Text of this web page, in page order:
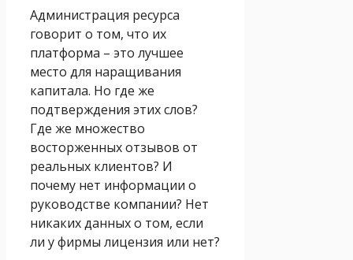
Администрация ресурса
говорит о том, что их
платформа – это лучшее
место для наращивания
капитала. Но где же
подтверждения этих слов?
Где же множество
восторженных отзывов от
реальных клиентов? И
почему нет информации о
руководстве компании? Нет
никаких данных о том, если
ли у фирмы лицензия или нет?